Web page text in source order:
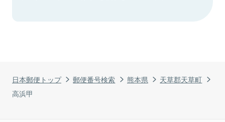
日本郵便トップ 郵便番号検索 熊本県
天草郡天草町
高浜甲